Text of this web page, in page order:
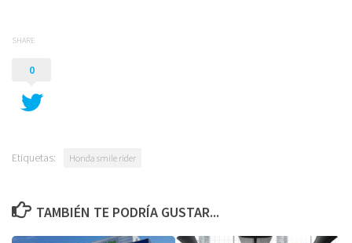
SHARE
0
Etiquetas: Honda smile rider
TAMBIÉN TE PODRÍA GUSTAR...